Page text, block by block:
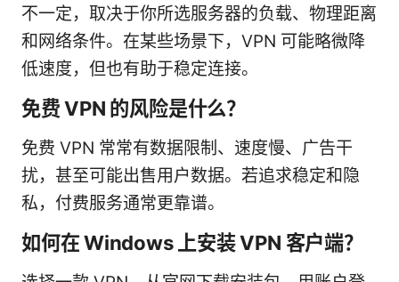
不一定，取决于你所选服务器的负载、物理距离
和网络条件。在某些场景下，VPN 可能略微降
低速度，但也有助于稳定连接。
免费 VPN 的风险是什么？
免费 VPN 常常有数据限制、速度慢、广告干
扰，甚至可能出售用户数据。若追求稳定和隐
私，付费服务通常更靠谱。
如何在 Windows 上安装 VPN 客户端？